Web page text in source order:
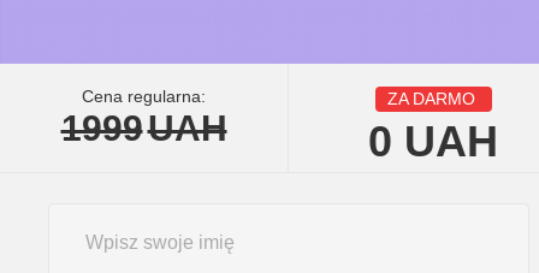
Cena regularna:
1999UAH
ZA DARMO
0 UAH